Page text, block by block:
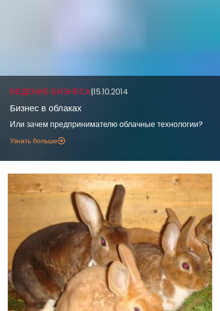
ВЕДЕНИЕ БИЗНЕСА|15.10.2014
Бизнес в облаках
Или зачем предпринимателю облачные технологии?
Узнать больше